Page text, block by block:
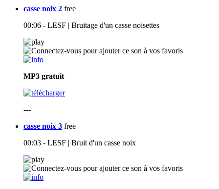
casse noix 2 free
00:06 - LESF | Bruitage d'un casse noisettes
MP3 gratuit
---
casse noix 3 free
00:03 - LESF | Bruit d'un casse noix